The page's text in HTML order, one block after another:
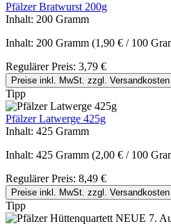
Pfälzer Bratwurst 200g
Inhalt: 200 Gramm
Inhalt: 200 Gramm (1,90 € / 100
Regulärer Preis: 3,79 €
Preise inkl. MwSt. zzgl. Versandkosten
Tipp
Pfälzer Latwerge 425g
Inhalt: 425 Gramm
Inhalt: 425 Gramm (2,00 € / 100
Regulärer Preis: 8,49 €
Preise inkl. MwSt. zzgl. Versandkosten
Tipp